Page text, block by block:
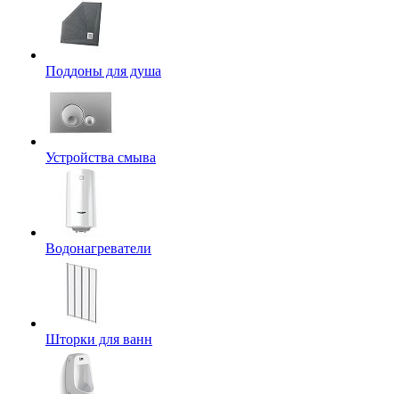
Поддоны для душа
Устройства смыва
Водонагреватели
Шторки для ванн